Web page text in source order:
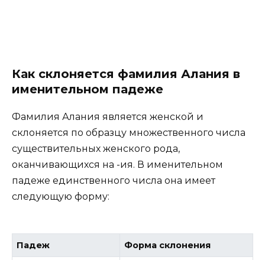
Как склоняется фамилия Алания в
именительном падеже
Фамилия Алания является женской и
склоняется по образцу множественного числа
существительных женского рода,
оканчивающихся на -ия. В именительном
падеже единственного числа она имеет
следующую форму:
Падеж Форма склонения